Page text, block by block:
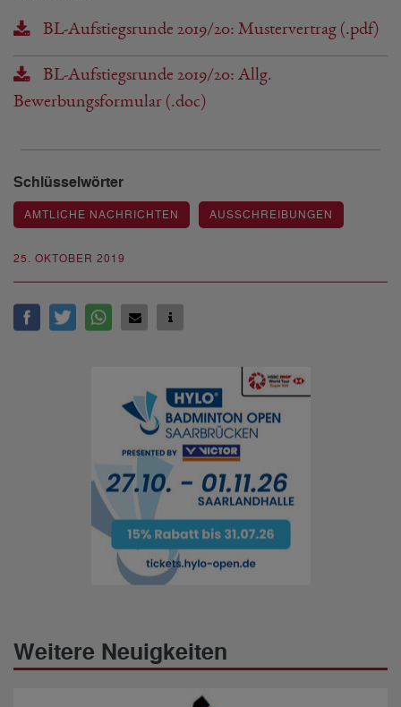
25. OKTOBER 2019
BL-Aufstiegsrunde 2019/20: Mustervertrag (.pdf)
BL-Aufstiegsrunde 2019/20: Allg.
Bewerbungsformular (.doc)
Schlüsselwörter
AMTLICHE NACHRICHTEN AUSSCHREIBUNGEN
Weitere Neuigkeiten